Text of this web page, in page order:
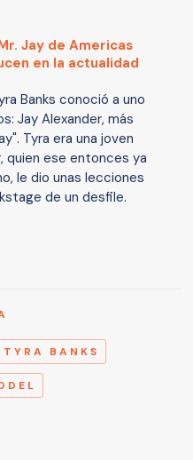
Jay de Americas
en la actualidad
Banks conoció a uno
Jay Alexander, más
Tyra era una joven
quien ese entonces ya
le dio unas lecciones
de un desfile.
TYRA BANKS